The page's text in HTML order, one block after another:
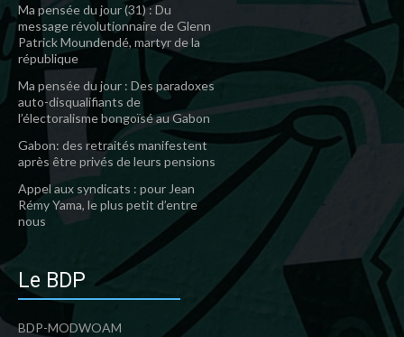
Ma pensée du jour (31) : Du
message révolutionnaire de Glenn
Patrick Moundendé, martyr de la
république
Ma pensée du jour : Des paradoxes
auto-disqualifiants de
l’électoralisme bongoïsé au Gabon
Gabon: des retraités manifestent
après être privés de leurs pensions
Appel aux syndicats : pour Jean
Rémy Yama, le plus petit d’entre
nous
Le BDP
BDP-MODWOAM